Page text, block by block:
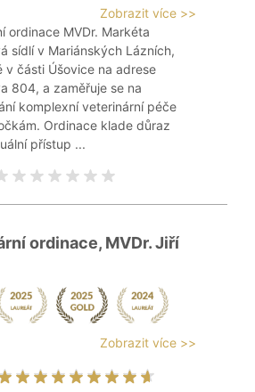
Zobrazit více >>
ordinace MVDr. Markéta
sídlí v Mariánských Lázních,
v části Úšovice na adrese
804, a zaměřuje se na
komplexní veterinární péče
Ordinace klade důraz
přístup ...
ordinace, MVDr. Jiří
Zobrazit více >>